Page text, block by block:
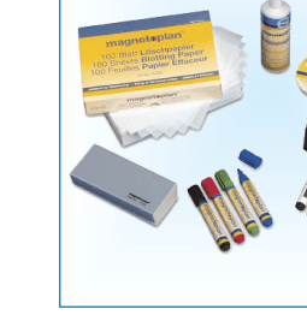
Поставщикам
Обзоры